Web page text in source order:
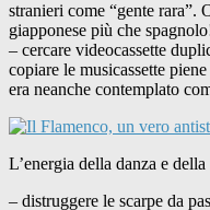
stranieri come “gente rara”.
giapponese più che
– cercare videocassette
copiare le musicassette
era neanche contemplato
L’energia della danza e
– distruggere le scarpe da